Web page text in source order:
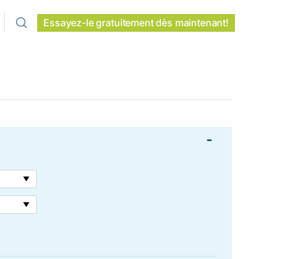
Essayez-le gratuitement dès maintenant!